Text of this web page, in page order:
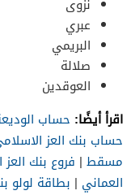
نزوى
عبري
البريمي
صلالة
العوقدين
اقرأ أيضًا: حساب
حساب بنك العز
مسقط | فروع بنك
العماني | بطاقة